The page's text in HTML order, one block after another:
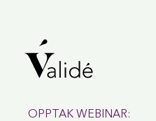
OPPTAK WEBINAR: